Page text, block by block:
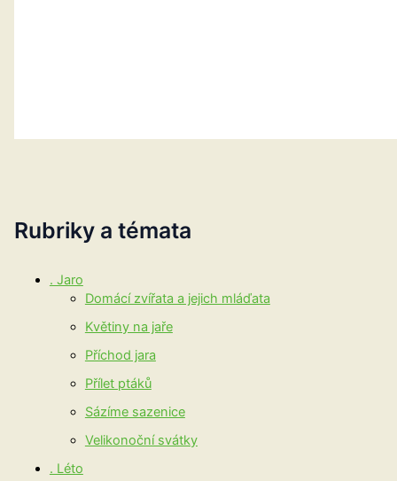
Rubriky a témata
. Jaro
Domácí zvířata a jejich mláďata
Květiny na jaře
Příchod jara
Přílet ptáků
Sázíme sazenice
Velikonoční svátky
. Léto